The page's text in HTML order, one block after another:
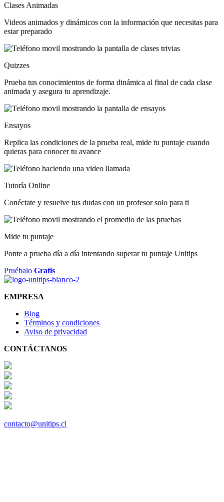
Clases Animadas
Videos animados y dinámicos con la información que necesitas para
estar preparado
Quizzes
Prueba tus conocimientos de forma dinámica al final de cada clase
animada y asegura tu aprendizaje.
Ensayos
Replica las condiciones de la prueba real, mide tu puntaje cuando
quieras para conocer tu avance
Tutoría Online
Conéctate y resuelve tus dudas con un profesor solo para ti
Mide tu puntaje
Ponte a prueba día a día intentando superar tu puntaje Unitips
Pruébalo Gratis
EMPRESA
Blog
Términos y condiciones
Aviso de privacidad
CONTÁCTANOS
contacto@unitips.cl